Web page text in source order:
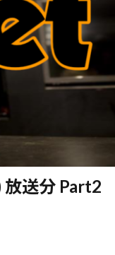
送分 Part2